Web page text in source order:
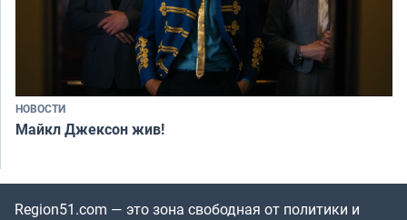
НОВОСТИ
Майкл Джексон жив!
Region51.com — это зона свободная от политики и